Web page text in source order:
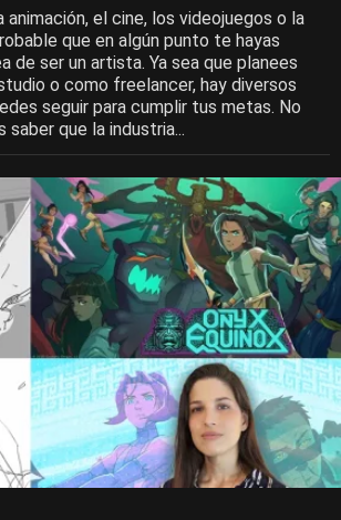
animación, el cine, los videojuegos o la
que en algún punto te hayas
de ser un artista. Ya sea que planees
o como freelancer, hay diversos
seguir para cumplir tus metas. No
que la industria...